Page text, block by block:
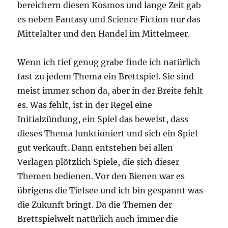
bereichern diesen Kosmos und lange Zeit gab
es neben Fantasy und Science Fiction nur das
Mittelalter und den Handel im Mittelmeer.
Wenn ich tief genug grabe finde ich natürlich
fast zu jedem Thema ein Brettspiel. Sie sind
meist immer schon da, aber in der Breite fehlt
es. Was fehlt, ist in der Regel eine
Initialzündung, ein Spiel das beweist, dass
dieses Thema funktioniert und sich ein Spiel
gut verkauft. Dann entstehen bei allen
Verlagen plötzlich Spiele, die sich dieser
Themen bedienen. Vor den Bienen war es
übrigens die Tiefsee und ich bin gespannt was
die Zukunft bringt. Da die Themen der
Brettspielwelt natürlich auch immer die